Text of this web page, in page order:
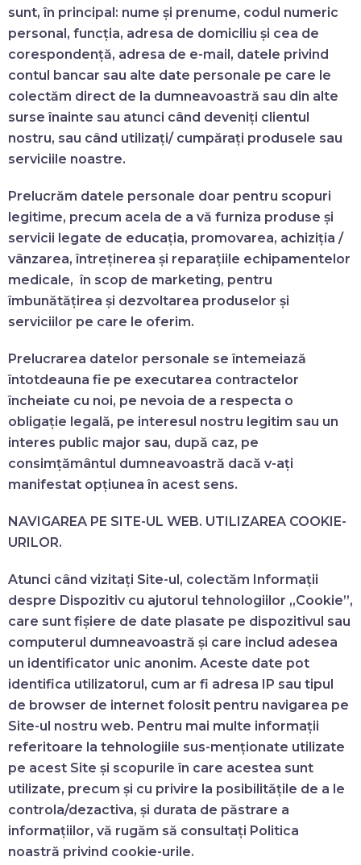
sunt, în principal: nume și prenume, codul numeric
personal, funcția, adresa de domiciliu și cea de
corespondență, adresa de e-mail, datele privind
contul bancar sau alte date personale pe care le
colectăm direct de la dumneavoastră sau din alte
surse înainte sau atunci când deveniți clientul
nostru, sau când utilizați/ cumpărați produsele sau
serviciile noastre.
Prelucrăm datele personale doar pentru scopuri
legitime, precum acela de a vă furniza produse și
servicii legate de educația, promovarea, achiziția /
vânzarea, întreținerea și reparațiile echipamentelor
medicale, în scop de marketing, pentru
îmbunătățirea și dezvoltarea produselor și
serviciilor pe care le oferim.
Prelucrarea datelor personale se întemeiază
întotdeauna fie pe executarea contractelor
încheiate cu noi, pe nevoia de a respecta o
obligație legală, pe interesul nostru legitim sau un
interes public major sau, după caz, pe
consimțământul dumneavoastră dacă v-ați
manifestat opțiunea în acest sens.
NAVIGAREA PE SITE-UL WEB. UTILIZAREA COOKIE-
URILOR.
Atunci când vizitați Site-ul, colectăm Informații
despre Dispozitiv cu ajutorul tehnologiilor „Cookie”,
care sunt fișiere de date plasate pe dispozitivul sau
computerul dumneavoastră și care includ adesea
un identificator unic anonim. Aceste date pot
identifica utilizatorul, cum ar fi adresa IP sau tipul
de browser de internet folosit pentru navigarea pe
Site-ul nostru web. Pentru mai multe informații
referitoare la tehnologiile sus-menționate utilizate
pe acest Site și scopurile în care acestea sunt
utilizate, precum și cu privire la posibilitățile de a le
controla/dezactiva, și durata de păstrare a
informațiilor, vă rugăm să consultați Politica
noastră privind cookie-urile.